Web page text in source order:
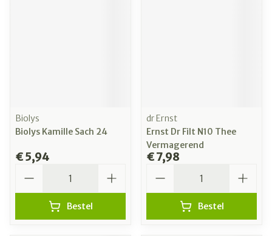
Biolys
Biolys Kamille Sach 24
€ 5,94
Bestel
dr Ernst
Ernst Dr Filt N10 Thee
Vermagerend
€ 7,98
Bestel